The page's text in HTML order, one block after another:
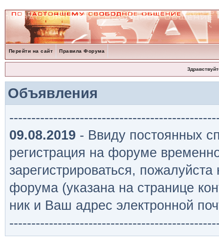
Перейти на сайт Правила Форума
Объявления
09.08.2019 - Ввиду постоянных
регистрация на форуме
зарегистрироваться,
форума (указана на странице
ник и Ваш адрес электронной